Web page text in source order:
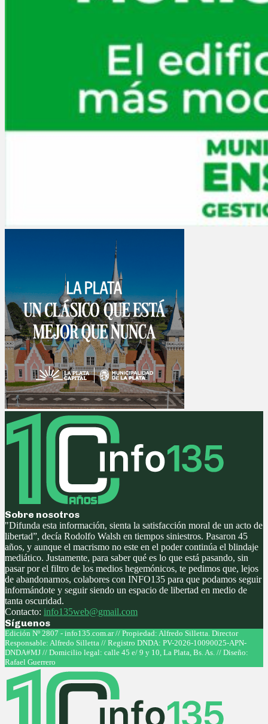
Sobre nosotros
"Difunda esta información, sienta la satisfacción moral de un acto de
libertad”, decía Rodolfo Walsh en tiempos siniestros. Pasaron 45
años, y aunque el macrismo no este en el poder continúa el blindaje
mediático. Justamente, para saber qué es lo que está pasando, sin
pasar por el filtro de los medios hegemónicos, te pedimos que, lejos
de abandonarnos, colabores con INFO135 para que podamos seguir
informándote y seguir siendo un espacio de libertad en medio de
tanta oscuridad.
Contacto: info135web@gmail.com
Síguenos
Facebook
Twitter
Instagram
Youtube
Edición Nº 2807 - info135.com.ar // Propiedad: Alfredo Silletta. Director
Responsable: Alfredo Silletta // Registro DNDA: PV-2026-10090025-APN-
DNDA#MJ // Domicilio legal: calle 45 e/ 9 y 10, La Plata, Bs. As. // Diseño:
Rafael Guerrero